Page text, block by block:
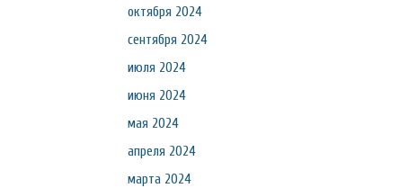
октября 2024
сентября 2024
июля 2024
июня 2024
мая 2024
апреля 2024
марта 2024